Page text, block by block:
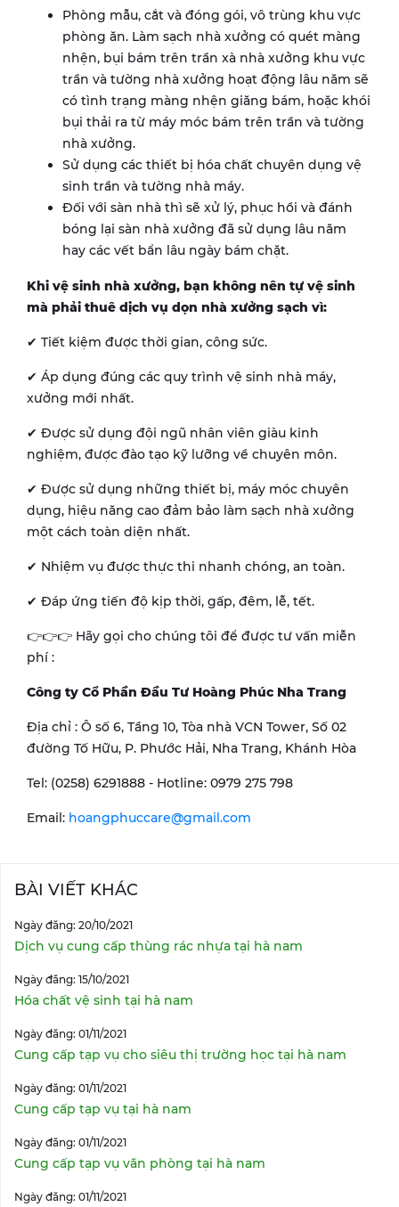
Phòng mẫu, cắt và đóng gói, vô trùng khu vực
phòng ăn. Làm sạch nhà xưởng có quét màng
nhện, bụi bám trên trần xà nhà xưởng khu vực
trần và tường nhà xưởng hoạt động lâu năm sẽ
có tình trạng màng nhện giăng bám, hoặc khói
bụi thải ra từ máy móc bám trên trần và tường
nhà xưởng.
Sử dụng các thiết bị hóa chất chuyên dụng vệ
sinh trần và tường nhà máy.
Đối với sàn nhà thì sẽ xử lý, phục hồi và đánh
bóng lại sàn nhà xưởng đã sử dụng lâu năm
hay các vết bẩn lâu ngày bám chặt.
Khi vệ sinh nhà xưởng, bạn không nên tự vệ sinh
mà phải thuê dịch vụ dọn nhà xưởng sạch vì:
✔ Tiết kiệm được thời gian, công sức.
✔ Áp dụng đúng các quy trình vệ sinh nhà máy,
xưởng mới nhất.
✔ Được sử dụng đội ngũ nhân viên giàu kinh
nghiệm, được đào tạo kỹ lưỡng về chuyên môn.
✔ Được sử dụng những thiết bị, máy móc chuyên
dụng, hiệu năng cao đảm bảo làm sạch nhà xưởng
một cách toàn diện nhất.
✔ Nhiệm vụ được thực thi nhanh chóng, an toàn.
✔ Đáp ứng tiến độ kịp thời, gấp, đêm, lễ, tết.
👉👉👉 Hãy gọi cho chúng tôi để được tư vấn miễn
phí :
Công ty Cổ Phần Đầu Tư Hoàng Phúc Nha Trang
Địa chỉ : Ô số 6, Tầng 10, Tòa nhà VCN Tower, Số 02
đường Tố Hữu, P. Phước Hải, Nha Trang, Khánh Hòa
Tel: (0258) 6291888 - Hotline: 0979 275 798
Email: hoangphuccare@gmail.com
BÀI VIẾT KHÁC
Ngày đăng: 20/10/2021
Dịch vụ cung cấp thùng rác nhựa tại hà nam
Ngày đăng: 15/10/2021
Hóa chất vệ sinh tại hà nam
Ngày đăng: 01/11/2021
Cung cấp tạp vụ cho siêu thị trường học tại hà nam
Ngày đăng: 01/11/2021
Cung cấp tạp vụ tại hà nam
Ngày đăng: 01/11/2021
Cung cấp tạp vụ văn phòng tại hà nam
Ngày đăng: 01/11/2021